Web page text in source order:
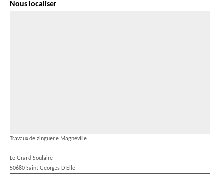
Nous localiser
Travaux de zinguerie Magneville
Le Grand Soulaire
50680 Saint Georges D Elle